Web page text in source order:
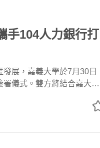
104人力銀行打
展，嘉義大學於7月30日
儀式。雙方將結合嘉大優
，協助青年提升就業競爭